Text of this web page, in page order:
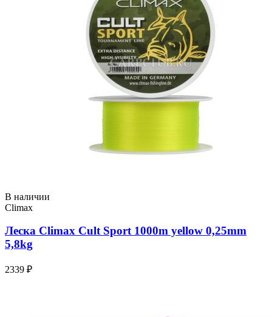
В наличии
Climax
Леска Climax Cult Sport 1000m yellow 0,25mm
5,8kg
2339 ₽